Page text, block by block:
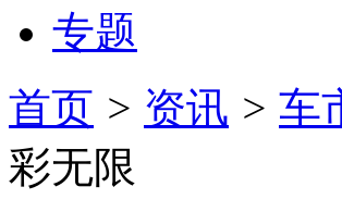
专题
首页 > 资讯 > 车
彩无限